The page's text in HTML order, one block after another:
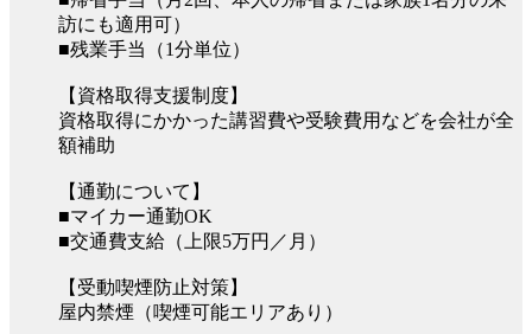
訪にも適用可）
■残業手当（1分単位）
【資格取得支援制度】
資格取得にかかった講習費や受験費用などを会社が全
額補助
【通勤について】
■マイカー通勤OK
■交通費支給（上限5万円／月）
【受動喫煙防止対策】
屋内禁煙（喫煙可能エリアあり）